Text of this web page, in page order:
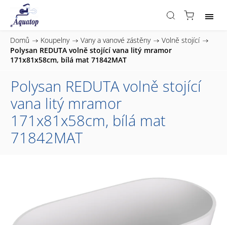
Domů / Koupelny / Vany a vanové zástěny / Volně stojící /
Polysan REDUTA volně stojící vana litý mramor
171x81x58cm, bílá mat 71842MAT
Polysan REDUTA volně stojící
vana litý mramor
171x81x58cm, bílá mat
71842MAT